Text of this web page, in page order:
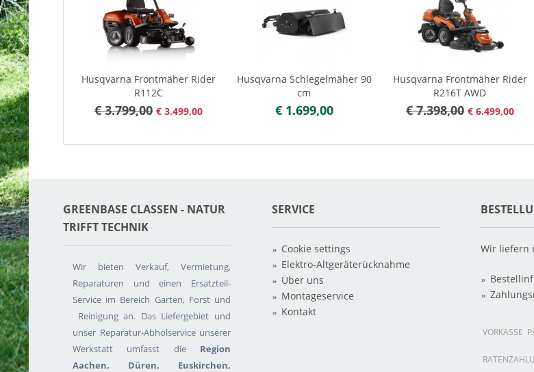
Husqvarna Frontmäher Rider
R112C
€ 3.799,00 € 3.499,00
Husqvarna Schlegelmäher 90
cm
€ 1.699,00
Husqvarna Frontmäher Rider
R216T AWD
€ 7.398,00 € 6.499,00
GREENBASE CLASSEN - NATUR T
RIFFT TECHNIK
Wir bieten Verkauf, Vermietung,
Reparaturen und einen Ersatzteil-
Service im Bereich Garten, Forst und
Reinigung an. Das Liefergebiet und
unser Reparatur-Abholservice unserer
Werkstatt umfasst dieRegion
Aachen, Düren, Euskirchen,
SERVICE
Cookie settings
Elektro-Altgeräterücknahme
Über uns
Montageservice
Kontakt
Wir liefern
VORKASSE